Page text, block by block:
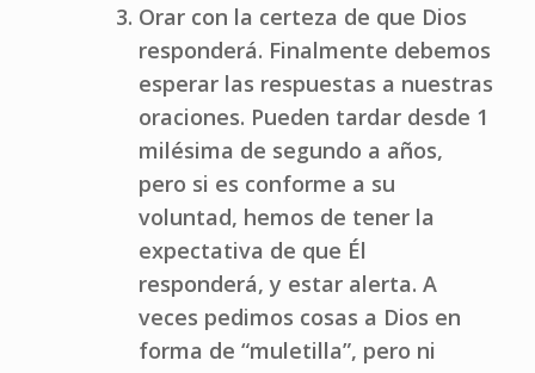
Orar con la certeza de que Dios
responderá. Finalmente debemos
esperar las respuestas a nuestras
oraciones. Pueden tardar desde 1
milésima de segundo a años,
pero si es conforme a su
voluntad, hemos de tener la
expectativa de que Él
responderá, y estar alerta. A
veces pedimos cosas a Dios en
forma de “muletilla”, pero ni